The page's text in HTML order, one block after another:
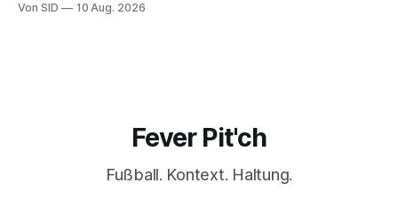
Von SID 10 Aug. 2026
Fever Pit'ch
Fußball. Kontext. Haltung.